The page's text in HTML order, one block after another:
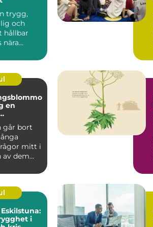
trygg,
och
hållbar
nära
går bort
mitt i
av dem
i